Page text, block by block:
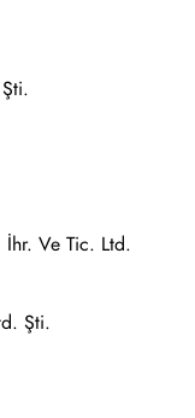
Ve Tic. Ltd.
Şti.